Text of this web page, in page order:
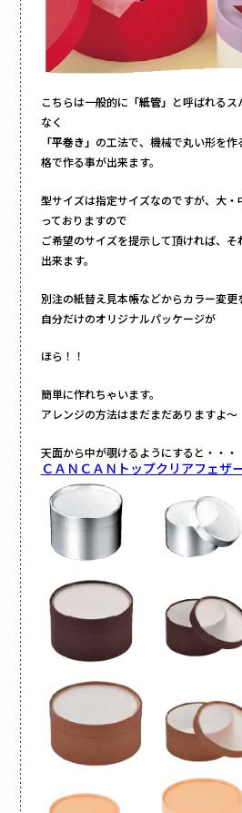
こちらは一般的に 「紙管」 と呼ばれる
なく
「平巻き」 の工法で、機械で丸い形を
格で作る事が出来ます。
型サイズは指定サイズなのですが、大
っておりますので
ご希望のサイズを提示して頂ければ、
出来ます。
別注の紙替え見本帳などからカラー変更
自分だけのオリジナルパッケージが
ほら！！
簡単に作れちゃいます。
アレンジの方法はまだまだありますよ～
天面から中が覗けるようにすると・・・
ＣＡＮＣＡＮトップクリアフェザ